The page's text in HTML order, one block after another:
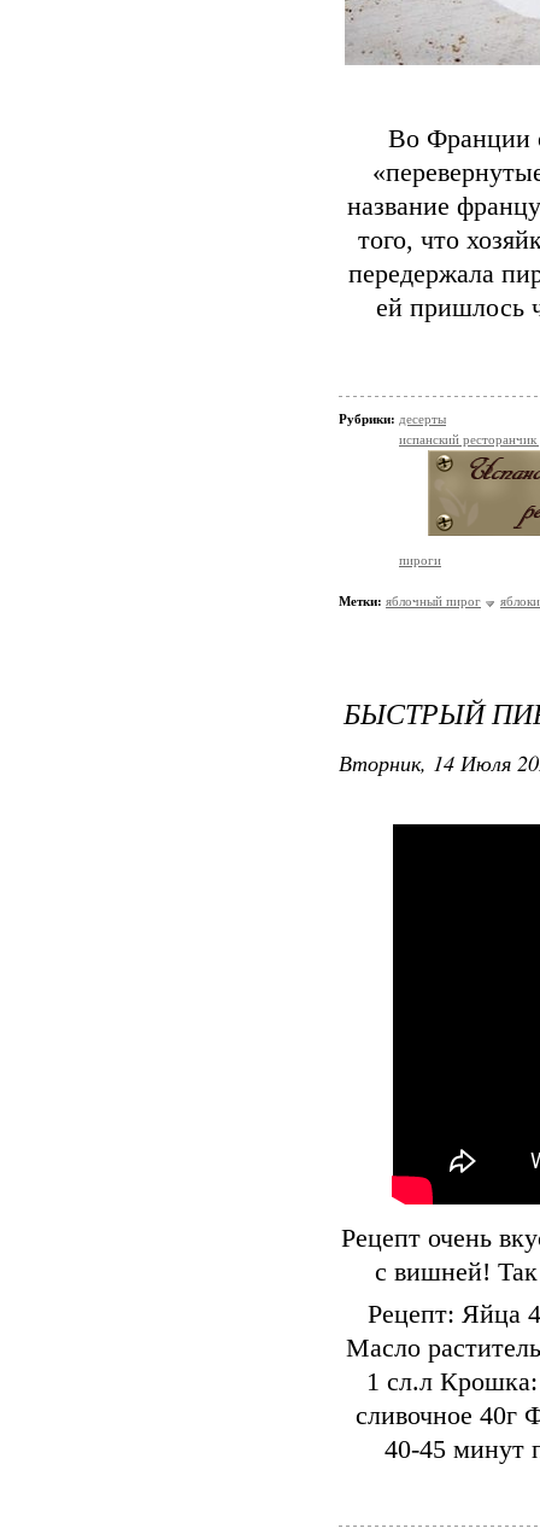
Во Франции
название
того, что
передержала
ей пришлось
Рубрики: десерты
испанский
пироги
Метки: яблочный пирог яблоки
БЫСТРЫЙ
Вторник, 14 Июля
Рецепт очень
с вишней!
Рецепт: Яйца
Масло
1 сл.л
сливочное 40г
40-45 минут